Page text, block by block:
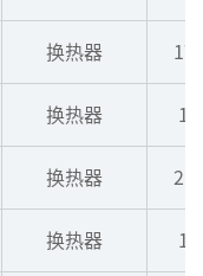
换热器
换热器
换热器
换热器